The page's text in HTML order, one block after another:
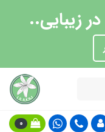
زیبایی..
0